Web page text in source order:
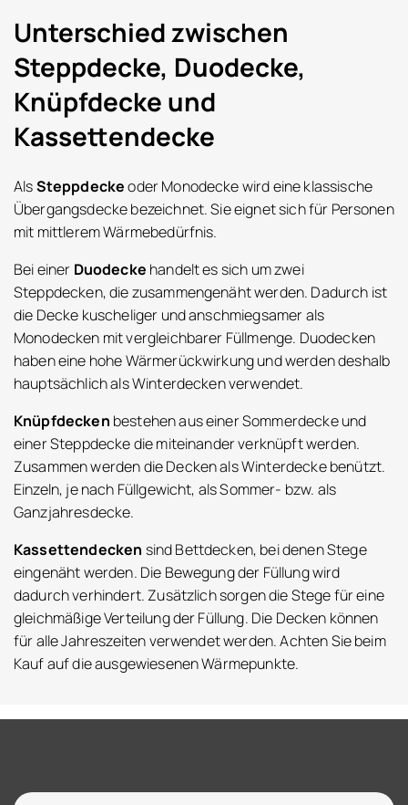
Unterschied zwischen
Steppdecke, Duodecke,
Knüpfdecke und
Kassettendecke
AlsSteppdeckeoder Monodecke wird eine klassische
Übergangsdecke bezeichnet. Sie eignet sich für Personen
mit mittlerem Wärmebedürfnis.
Bei einer Duodecke handelt es sich um zwei
Steppdecken, die zusammengenäht werden. Dadurch ist
die Decke kuscheliger und anschmiegsamer als
Monodecken mit vergleichbarer Füllmenge. Duodecken
haben eine hohe Wärmerückwirkung und werden deshalb
hauptsächlich als Winterdecken verwendet.
Knüpfdecken bestehen aus einer Sommerdecke und
einer Steppdecke die miteinander verknüpft werden.
Zusammen werden die Decken als Winterdecke benützt.
Einzeln, je nach Füllgewicht, als Sommer- bzw. als
Ganzjahresdecke.
Kassettendecken sind Bettdecken, bei denen Stege
eingenäht werden. Die Bewegung der Füllung wird
dadurch verhindert. Zusätzlich sorgen die Stege für eine
gleichmäßige Verteilung der Füllung. Die Decken können
für alle Jahreszeiten verwendet werden. Achten Sie beim
Kauf auf die ausgewiesenen Wärmepunkte.